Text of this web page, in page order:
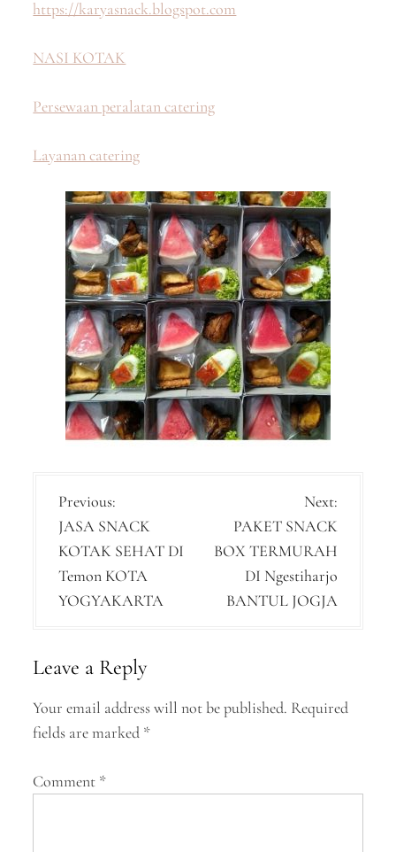
https://karyasnack.blogspot.com
NASI KOTAK
Persewaan peralatan catering
Layanan catering
P
o
s
t
a
i
a
Previous:
JASA SNACK
KOTAK SEHAT DI
Temon KOTA
YOGYAKARTA
Next:
PAKET SNACK
BOX TERMURAH
DI Ngestiharjo
BANTUL JOGJA
Leave a Reply
Your email address will not be published. Required
fields are marked *
Comment *